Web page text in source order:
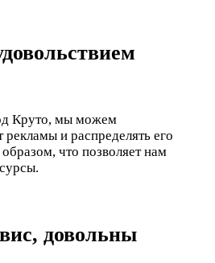
Круто, мы можем
и распределять его
что позволяет нам
довольны